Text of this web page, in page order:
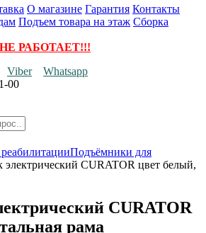
О магазине Гарантия Контакты
Подъем товара на этаж Сборка
РАБОТАЕТ!!!
Viber
Whatsapp
00
Подъёмники для
CURATOR цвет белый,
CURATOR
рама